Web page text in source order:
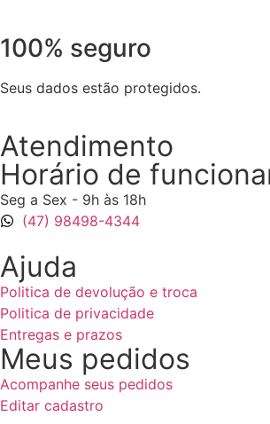
100% seguro
Seus dados estão protegidos.
Atendimento
Horário de
Seg a Sex - 9h às 18h
(47) 98498-4344
Ajuda
Politica de devolução e troca
Politica de privacidade
Entregas e prazos
Meus pedidos
Acompanhe seus pedidos
Editar cadastro